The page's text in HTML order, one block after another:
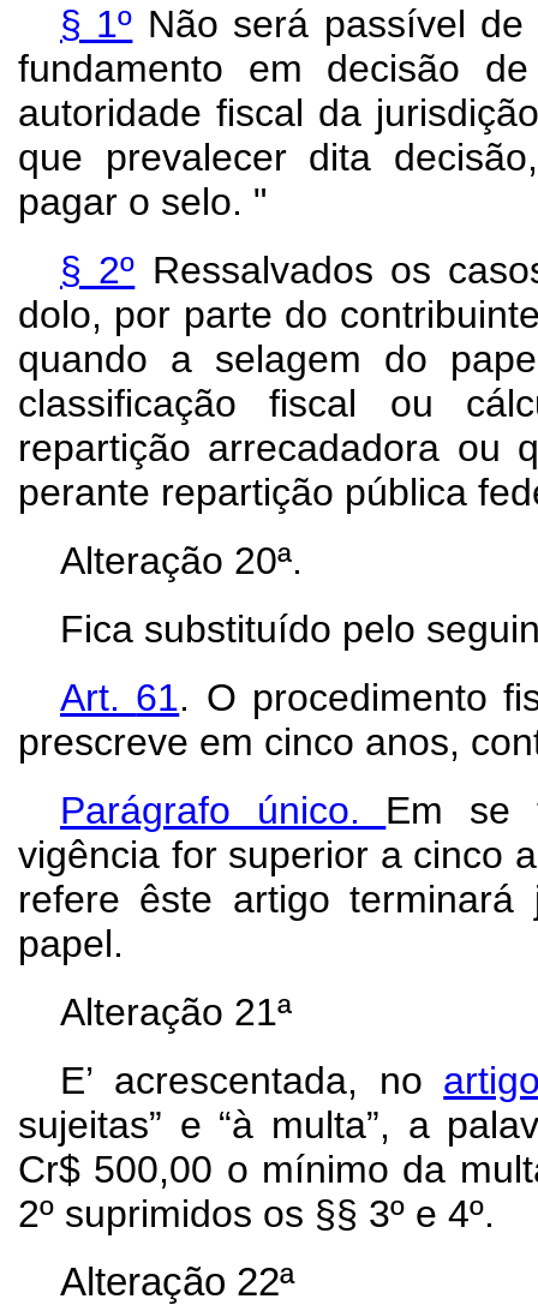
§ 1º Não será passível
fundamento em decisão
autoridade fiscal da
que prevalecer dita
pagar o selo. "
§ 2º Ressalvados os
dolo, por parte do
quando a selagem do
classificação fiscal ou
repartição arrecadadora ou
perante repartição pública
Alteração 20ª.
Fica substituído pelo
Art. 61. O procedimento
prescreve em cinco anos,
Parágrafo único. Em se
vigência for superior a cinco
refere êste artigo
papel.
Alteração 21ª
E’ acrescentada, no
sujeitas” e “à multa”, a
Cr$ 500,00 o mínimo da
2º suprimidos os §§ 3º e 4º.
Alteração 22ª